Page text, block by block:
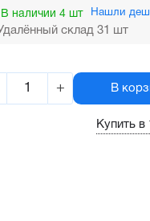
В наличии 4 шт Нашли
склад 31 шт
+ В
Купить в